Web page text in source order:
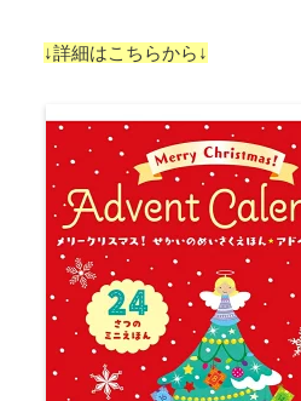
↓詳細はこちらから↓